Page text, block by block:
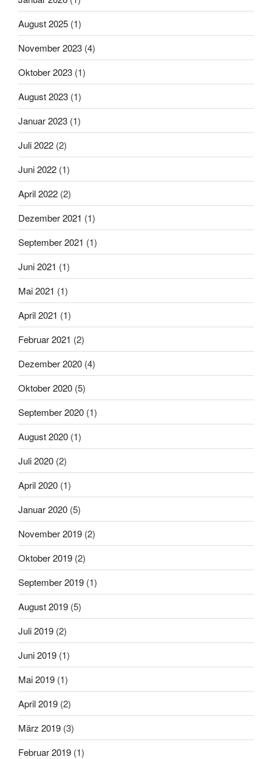
August 2025 (1)
November 2023 (4)
Oktober 2023 (1)
August 2023 (1)
Januar 2023 (1)
Juli 2022 (2)
Juni 2022 (1)
April 2022 (2)
Dezember 2021 (1)
September 2021 (1)
Juni 2021 (1)
Mai 2021 (1)
April 2021 (1)
Februar 2021 (2)
Dezember 2020 (4)
Oktober 2020 (5)
September 2020 (1)
August 2020 (1)
Juli 2020 (2)
April 2020 (1)
Januar 2020 (5)
November 2019 (2)
Oktober 2019 (2)
September 2019 (1)
August 2019 (5)
Juli 2019 (2)
Juni 2019 (1)
Mai 2019 (1)
April 2019 (2)
März 2019 (3)
Februar 2019 (1)